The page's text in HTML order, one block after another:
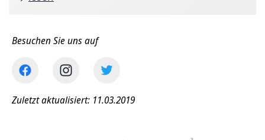
Besuchen Sie uns auf
Zuletzt aktualisiert: 11.03.2019